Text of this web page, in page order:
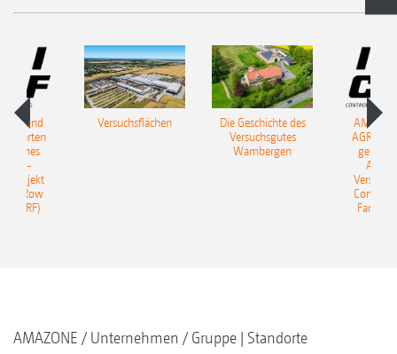
und
starten
Row
(CRF)
Versuchsflächen
Die Geschichte des
Versuchsgutes
Wambergen
Farming
AMAZONE Unternehmen Gruppe | Standorte